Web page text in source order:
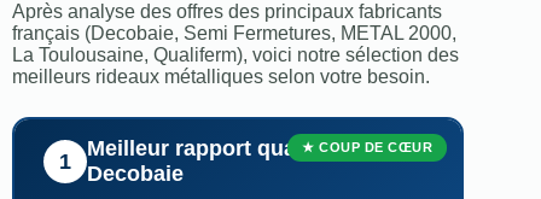
Après analyse des offres des principaux fabricants
français (Decobaie, Semi Fermetures, METAL 2000,
La Toulousaine, Qualiferm), voici notre sélection des
meilleurs rideaux métalliques selon votre besoin.
★ COUP DE CŒUR
1
Meilleur rapport qualité-prix —
Decobaie